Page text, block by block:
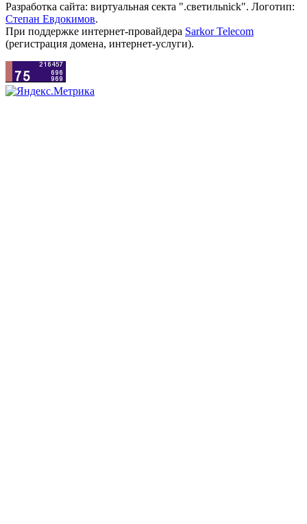
Разработка сайта: виртуальная секта ".светильnick". Логотип:
Степан Евдокимов.
При поддержке интернет-провайдера Sarkor Telecom
(регистрация домена, интернет-услуги).